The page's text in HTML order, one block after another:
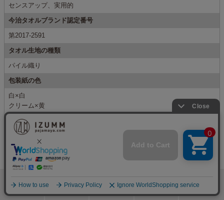
ホーム カート おねむりフェア
センスアップ、実用的
今治タオルブランド認定番号
第2017-2591
タオル生地の種類
パイル織り
包装紙の色
白×白
クリーム×黄
クリーム×赤
ラテ×赤
ブラウン×ゴールド
お花の種類
バリエーションフラワー（おまかせ）
ラベンダー